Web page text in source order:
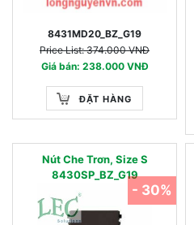
8431MD20_BZ_G19
Price List: 374.000 VNĐ
Giá bán: 238.000 VNĐ
ĐẶT HÀNG
Nút Che Trơn, Size S
8430SP_BZ_G19
- 30%